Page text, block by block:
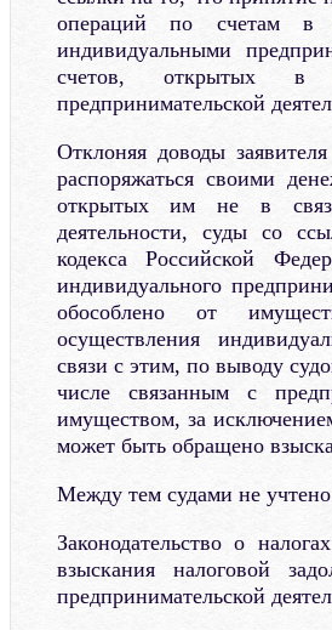
операций по счетам в
индивидуальными
счетов, открытых в
предпринимательской
Отклоняя доводы
распоряжаться своими
открытых им не в связи
деятельности, суды со
кодекса Российской
индивидуального
обособлено от
осуществления
связи с этим, по выводу
числе связанным с
имуществом, за
может быть обращено
Между тем судами не
Законодательство о
взыскания налоговой
предпринимательской